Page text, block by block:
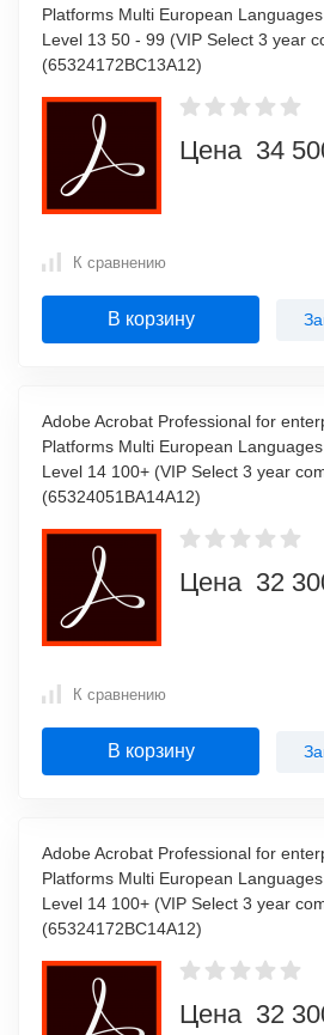
Platforms Multi European
Level 13 50 - 99 (VIP Select 3 year
(65324172BC13A12)
Цена 34
К сравнению
В корзину
Adobe Acrobat Professional for
Platforms Multi European
Level 14 100+ (VIP Select 3 year
(65324051BA14A12)
Цена 32
К сравнению
В корзину
Adobe Acrobat Professional for
Platforms Multi European
Level 14 100+ (VIP Select 3 year
(65324172BC14A12)
Цена 32